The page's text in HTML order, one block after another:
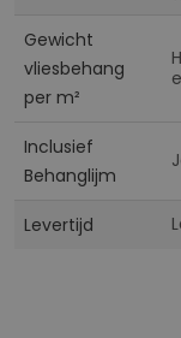
Gewicht
vliesbehang
per m²
Inclusief
Behanglijm
Levertijd